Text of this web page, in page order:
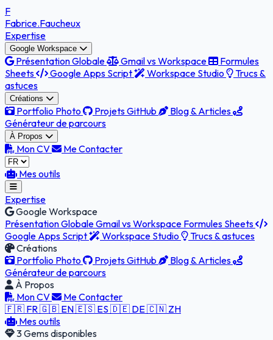
F
Fabrice.Faucheux
Expertise
Google Workspace
Présentation Globale Gmail vs Workspace
Formules
Sheets
Google Apps Script Workspace Studio
Trucs &
astuces
Créations
Portfolio Photo Projets GitHub
Blog & Articles
Générateur de parcours
À Propos
Mon CV Me Contacter
Mes outils
Expertise
Google Workspace
Présentation GlobaleGmail vs Workspace Formules Sheets
Google Apps Script
Workspace Studio
Trucs & astuces
Créations
Portfolio Photo
Projets GitHub
Blog & Articles
Générateur de parcours
À Propos
Mon CV
Me Contacter
🇫🇷 FR🇬🇧 EN🇪🇸 ES 🇩🇪 DE🇨🇳 ZH
Mes outils
3 Gems disponibles